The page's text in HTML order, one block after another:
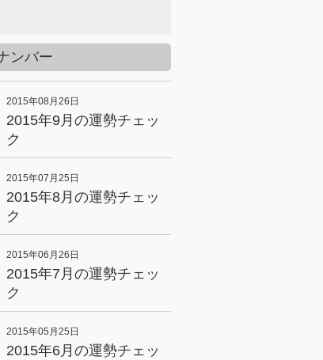
ンバー
2015年08月26日
2015年9月の運勢チェッ
ク
2015年07月25日
2015年8月の運勢チェッ
ク
2015年06月26日
2015年7月の運勢チェッ
ク
2015年05月25日
2015年6月の運勢チェッ